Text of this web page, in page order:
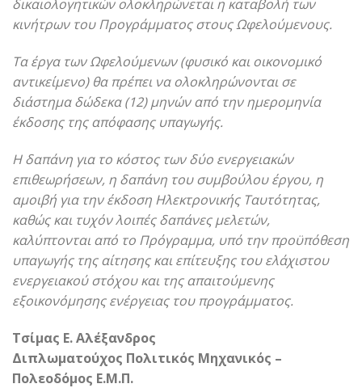
δικαιολογητικών ολοκληρώνεται η καταβολή των
κινήτρων του Προγράμματος στους Ωφελούμενους.
Τα έργα των Ωφελούμενων (φυσικό και οικονομικό
αντικείμενο) θα πρέπει να ολοκληρώνονται σε
διάστημα δώδεκα (12) μηνών από την ημερομηνία
έκδοσης της απόφασης υπαγωγής.
Η δαπάνη για το κόστος των δύο ενεργειακών
επιθεωρήσεων, η δαπάνη του συμβούλου έργου, η
αμοιβή για την έκδοση Ηλεκτρονικής Ταυτότητας,
καθώς και τυχόν λοιπές δαπάνες μελετών,
καλύπτονται από το Πρόγραμμα, υπό την προϋπόθεση
υπαγωγής της αίτησης και επίτευξης του ελάχιστου
ενεργειακού στόχου και της απαιτούμενης
εξοικονόμησης ενέργειας του προγράμματος.
Τσίμας Ε. Αλέξανδρος
Διπλωματούχος Πολιτικός Μηχανικός –
Πολεοδόμος Ε.Μ.Π.